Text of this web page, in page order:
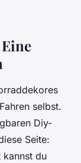
selbst.
Diy-
Seite:
kannst du